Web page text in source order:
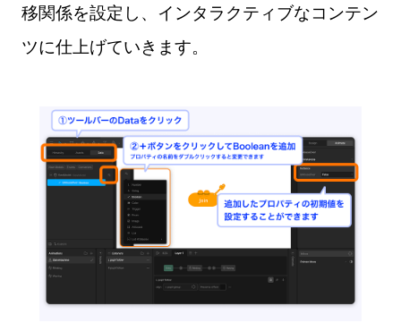
移関係を設定し、インタラクティブなコンテン
ツに仕上げていきます。